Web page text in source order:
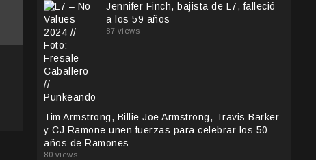
Jennifer Finch, bajista de L7, falleció
a los 59 años
87 views
Tim Armstrong, Billie Joe Armstrong, Travis Barker
y CJ Ramone unen fuerzas para celebrar los 50
años de Ramones
80 views